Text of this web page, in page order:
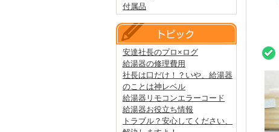
付属品
安達社長のプロ×ログ
給湯器の修理費用
社長は口だけ！？いや、給湯器
のことは神レベル
給湯器リモコンエラーコード
給湯器お役立ち情報
トラブル？安心してください、